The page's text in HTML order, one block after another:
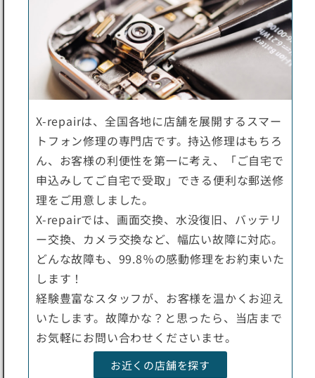
X-repairは、全国各地に店舗を展開するスマー
トフォン修理の専門店です。持込修理はもちろ
ん、お客様の利便性を第一に考え、「ご自宅で
申込みしてご自宅で受取」できる便利な郵送修
理をご用意しました。
X-repairでは、画面交換、水没復旧、バッテリ
ー交換、カメラ交換など、幅広い故障に対応。
どんな故障も、99.8％の感動修理をお約束いた
します！
経験豊富なスタッフが、お客様を温かくお迎え
いたします。故障かな？と思ったら、当店まで
お気軽にお問い合わせくださいませ。
お近くの店舗を探す